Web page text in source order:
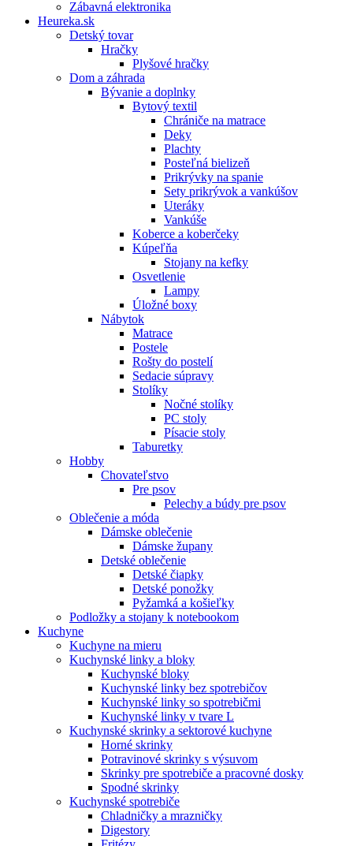
Zábavná elektronika
Heureka.sk
Detský tovar
Hračky
Plyšové hračky
Dom a záhrada
Bývanie a doplnky
Bytový textil
Chrániče na matrace
Deky
Plachty
Posteľná bielizeň
Prikrývky na spanie
Sety prikrývok a vankúšov
Uteráky
Vankúše
Koberce a koberčeky
Kúpeľňa
Stojany na kefky
Osvetlenie
Lampy
Úložné boxy
Nábytok
Matrace
Postele
Rošty do postelí
Sedacie súpravy
Stolíky
Nočné stolíky
PC stoly
Písacie stoly
Taburetky
Hobby
Chovateľstvo
Pre psov
Pelechy a búdy pre psov
Oblečenie a móda
Dámske oblečenie
Dámske župany
Detské oblečenie
Detské čiapky
Detské ponožky
Pyžamká a košieľky
Podložky a stojany k notebookom
Kuchyne
Kuchyne na mieru
Kuchynské linky a bloky
Kuchynské bloky
Kuchynské linky bez spotrebičov
Kuchynské linky so spotrebičmi
Kuchynské linky v tvare L
Kuchynské skrinky a sektorové kuchyne
Horné skrinky
Potravinové skrinky s výsuvom
Skrinky pre spotrebiče a pracovné dosky
Spodné skrinky
Kuchynské spotrebiče
Chladničky a mrazničky
Digestory